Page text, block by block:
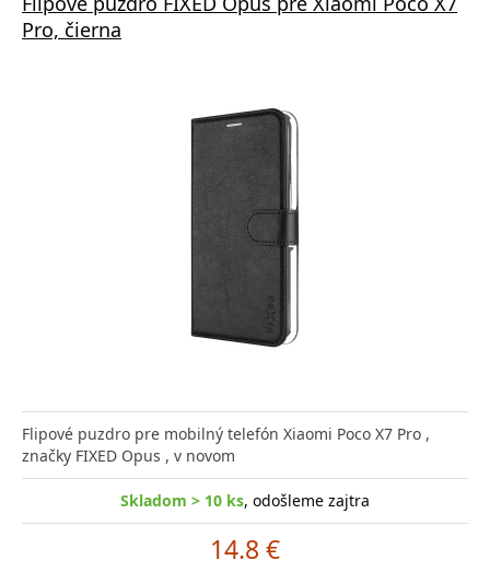
Pro, čierna
Flipové puzdro pre mobilný telefón Xiaomi Poco X7 Pro ,
značky FIXED Opus , v novom
Skladom > 10 ks, odošleme zajtra
14.8 €